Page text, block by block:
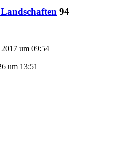
94
um 09:54
um 13:51